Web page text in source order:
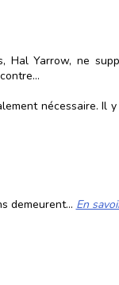
Yarrow, ne
nécessaire. Il
demeurent... En